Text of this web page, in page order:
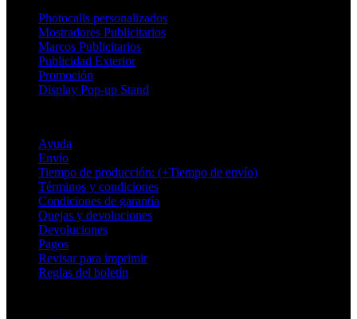
Photocalls personalizados
Mostradores Publicitarios
Marcos Publicitarios
Publicidad Exterior
Promoción
Display Pop-up Stand
Ayuda
Envío
Tiempo de producción: (+Tiempo de envío)
Términos y condiciones
Condiciones de garantía
Quejas y devoluciones
Devoluciones
Pagos
Revisar para imprimir
Reglas del boletín